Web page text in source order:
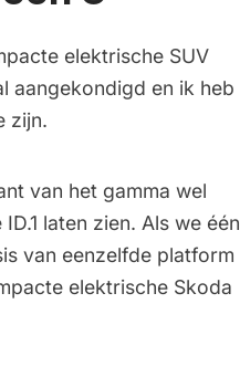
elektrische SUV
aangekondigd en ik heb
zijn.
van het gamma wel
laten zien. Als we één
van eenzelfde platform
elektrische Skoda